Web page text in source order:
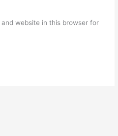
website in this browser for